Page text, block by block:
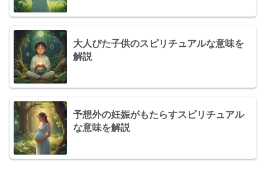
大人びた子供のスピリチュアルな意味を
解説
予想外の妊娠がもたらすスピリチュアル
な意味を解説